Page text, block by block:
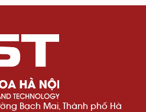
Bạch Mai, Thành phố Hà